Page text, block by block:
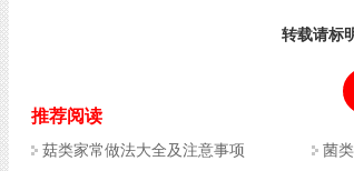
转载请标
推荐阅读
菇类家常做法大全及注意事项
菌